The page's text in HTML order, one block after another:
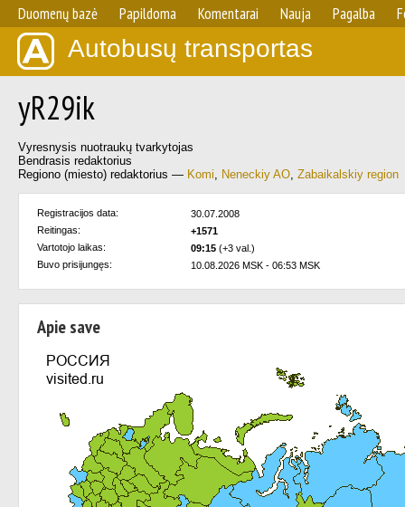
Duomenų bazė Papildoma Komentarai Nauja Pagalba
Autobusų transportas
yR29ik
Vyresnysis nuotraukų tvarkytojas
Bendrasis redaktorius
Regiono (miesto) redaktorius — Komi, Neneckiy AO, Zabaikalskiy region
Registracijos data:
30.07.2008
Reitingas:
+1571
Vartotojo laikas:
09:15 (+3 val.)
Buvo prisijungęs:
10.08.2026 MSK - 06:53 MSK
Apie save